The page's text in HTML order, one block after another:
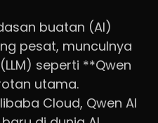
buatan (AI)
pesat, munculnya
seperti **Qwen
utama.
Cloud, Qwen AI